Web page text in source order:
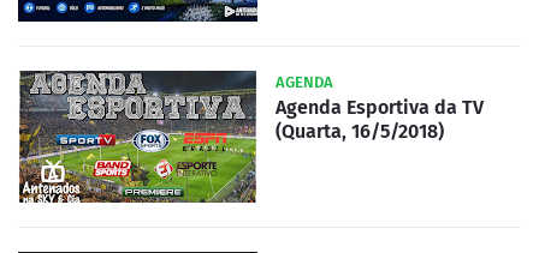
AGENDA
Agenda Esportiva da TV
(Quarta, 16/5/2018)